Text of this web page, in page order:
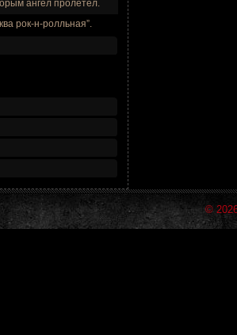
ангел пролетел.
рок-н-ролльная”.
©